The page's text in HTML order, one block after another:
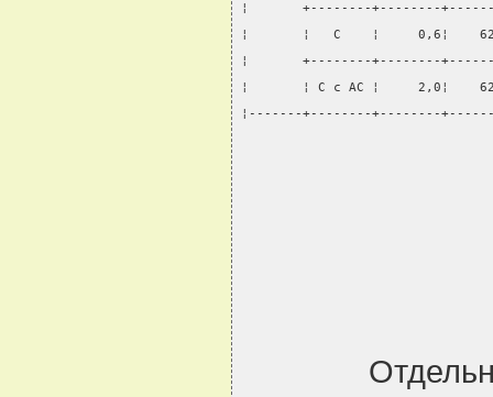
¦       +--------+--------
¦       ¦   С    ¦     0,6¦
¦       +--------+--------
¦       ¦ С с АС ¦     2,0¦
¦-------+--------+--------